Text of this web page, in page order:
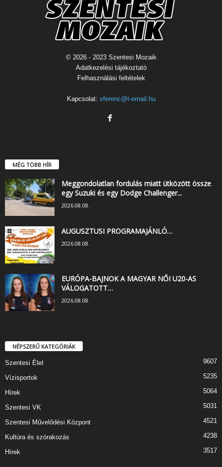
© 2026 - 2023 Szentesi Mozaik
Adatkezelési tájékoztató
Felhasználási feltételek
Kapcsolat: vferenc@t-email.hu
MÉG TÖBB HÍR
Meggondolatlan fordulás miatt ütközött össze
egy Suzuki és egy Dodge Challenger...
2026.08.08.
AUGUSZTUSI PROGRAMAJÁNLÓ…
2026.08.08.
EURÓPA-BAJNOK A MAGYAR NŐI U20-AS
VÁLOGATOTT…
2026.08.08.
NÉPSZERŰ KATEGÓRIÁK
Szentesi Élet 9607
Vízisportok 5235
Hírek 5064
Szentesi VK 5031
Szentesi Művelődési Központ 4521
Kultúra és szórakozás 4238
Hírek 3517